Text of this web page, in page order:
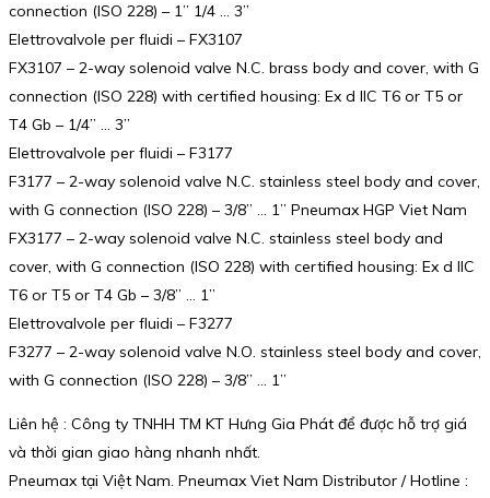
connection (ISO 228) – 1” 1/4 … 3”
Elettrovalvole per fluidi – FX3107
FX3107 – 2-way solenoid valve N.C. brass body and cover, with G
connection (ISO 228) with certified housing: Ex d IIC T6 or T5 or
T4 Gb – 1/4” … 3”
Elettrovalvole per fluidi – F3177
F3177 – 2-way solenoid valve N.C. stainless steel body and cover,
with G connection (ISO 228) – 3/8” … 1” Pneumax HGP Viet Nam
FX3177 – 2-way solenoid valve N.C. stainless steel body and
cover, with G connection (ISO 228) with certified housing: Ex d IIC
T6 or T5 or T4 Gb – 3/8” … 1”
Elettrovalvole per fluidi – F3277
F3277 – 2-way solenoid valve N.O. stainless steel body and cover,
with G connection (ISO 228) – 3/8” … 1”
Liên hệ : Công ty TNHH TM KT Hưng Gia Phát để được hỗ trợ giá
và thời gian giao hàng nhanh nhất.
Pneumax tại Việt Nam. Pneumax Viet Nam Distributor / Hotline :